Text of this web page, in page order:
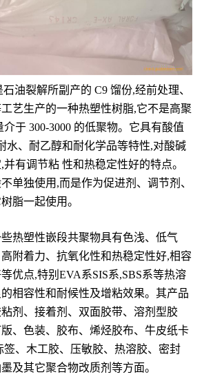
油裂解所副产的 C9 馏份,经前处理、
艺生产的一种热塑性树脂,它不是高聚
于 300-3000 的低聚物。它具有酸值
水、耐乙醇和耐化学品等特性,对酸碱
有调节粘 性和热稳定性好的特点。
单独使用,而是作为促进剂、调节剂、
脂一起使用。
热塑性嵌段共聚物具有色浅、低气
附着力、抗氧化性和热稳定性好,相容
优点,特别EVA系SIS系,SBS系等热溶
相容性和耐候性及增粘效果。其产品
剂、接着剂、双面胶带、溶剂型胶
、色装、胶布、烯烃胶布、牛皮纸卡
签、木工胶、压敏胶、热溶胶、密封
及其它聚合物改质剂等方面。